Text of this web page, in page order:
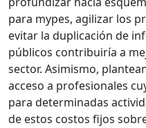
para mypes, agilizar los
evitar la duplicación de
públicos contribuiría a
sector. Asimismo,
acceso a profesionales
para determinadas
de estos costos fijos